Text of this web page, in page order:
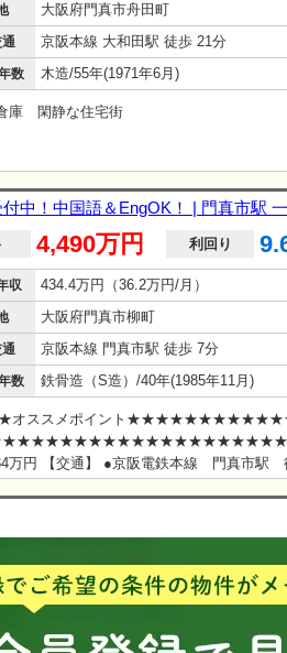
大阪府門真市舟田町
京阪本線 大和田駅 徒歩 21分
数 木造/55年(1971年6月)
庫 閑静な住宅街
中！中国語＆EngOK！ | 門真市駅
4,490万円 利回り
収 434.4万円（36.2万円/月）
大阪府門真市柳町
京阪本線 門真市駅 徒歩 7分
数 鉄骨造（S造）/40年(1985年11月)
★★★オススメポイント
★★★★★★★★★★★★★★★★★★★★★★★★
万円 【交通】 ●京阪電鉄本線 門真市駅